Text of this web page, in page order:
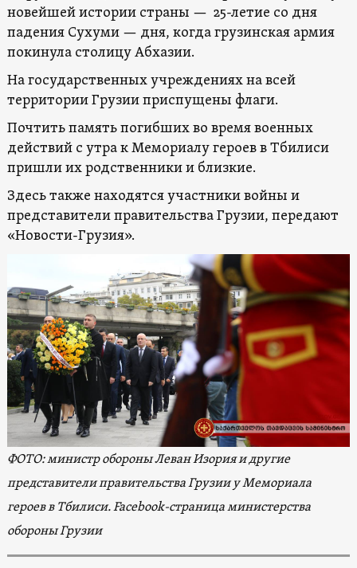
новейшей истории страны — 25-летие со дня
падения Сухуми — дня, когда грузинская армия
покинула столицу Абхазии.
На государственных учреждениях на всей
территории Грузии приспущены флаги.
Почтить память погибших во время военных
действий с утра к Мемориалу героев в Тбилиси
пришли их родственники и близкие.
Здесь также находятся участники войны и
представители правительства Грузии, передают
«Новости-Грузия».
ФОТО: министр обороны Леван Изория и другие
представители правительства Грузии у Мемориала
героев в Тбилиси. Facebook-страница министерства
обороны Грузии